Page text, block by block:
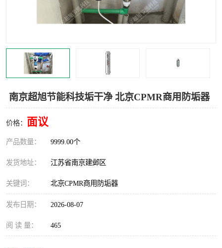
南京超旭节能科技垢干净 北京CPMR商用防垢器
价格： 面议
产品数量： 9999.00个
发货地址： 江苏省南京建邺区
关键词： 北京CPMR商用防垢器
发布日期： 2026-08-07
阅 读 量： 465